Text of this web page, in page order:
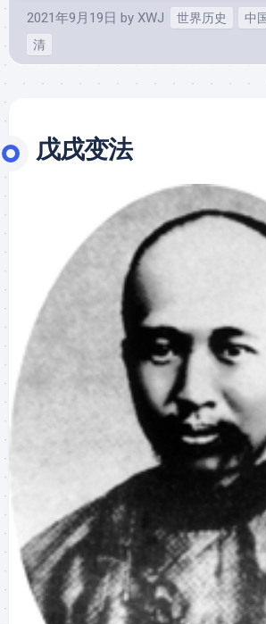
2021年9月19日 by XWJ 世界历史 中
清
戊戌变法